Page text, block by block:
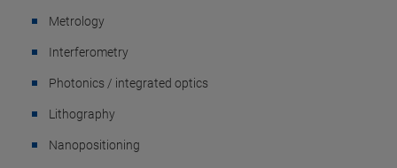
Metrology
Interferometry
Photonics / integrated optics
Lithography
Nanopositioning